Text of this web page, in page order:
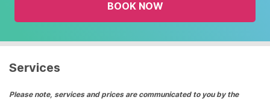
and
date.
the
BOOK NOW
Services
Please note, services and prices are communicated to you by the